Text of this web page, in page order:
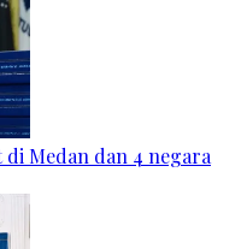
Medan dan 4 negara